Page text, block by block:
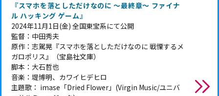
『スマホを落としただけなのに ～最終章～ ファイナ
ル ハッキング ゲーム』
2024年11月1日(金) 全国東宝系にて公開
監督：中田秀夫
原作：志駕晃『スマホを落としただけなのに 戦慄するメ
ガロポリス』（宝島社文庫）
脚本：大石哲也
音楽：堤博明、カワイヒデヒロ
主題歌： imase「Dried Flower」(Virgin Music/ユニバ